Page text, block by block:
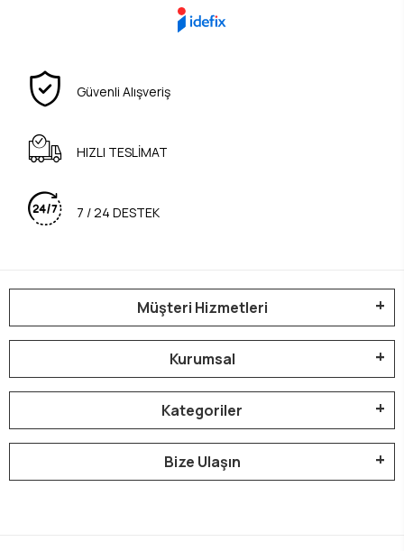
Güvenli Alışveriş
HIZLI TESLİMAT
7 / 24 DESTEK
Müşteri Hizmetleri
Kurumsal
Kategoriler
Bize Ulaşın